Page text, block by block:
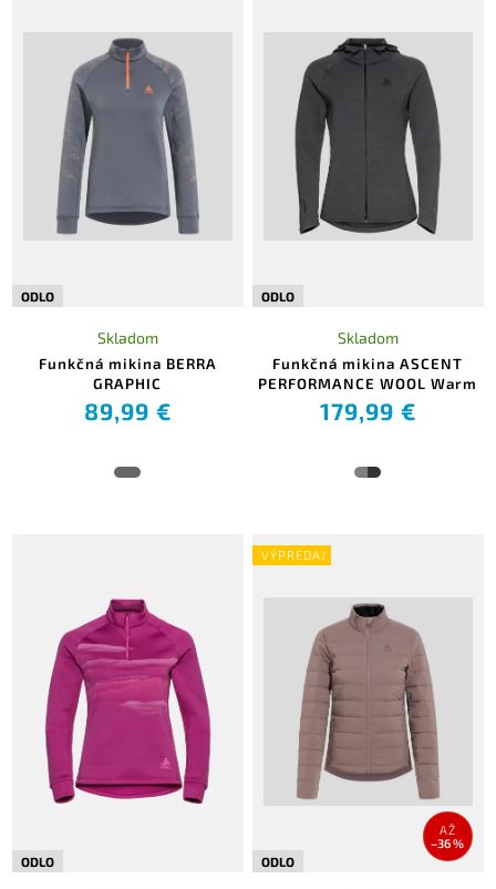
ODLO
Funkčná mikina BERRA
GRAPHIC
Skladom
89,99 €
ODLO
Funkčná mikina ASCENT
PERFORMANCE WOOL Warm
Skladom
179,99 €
ODLO
VÝPREDAJ
AŽ
–36 %
ODLO